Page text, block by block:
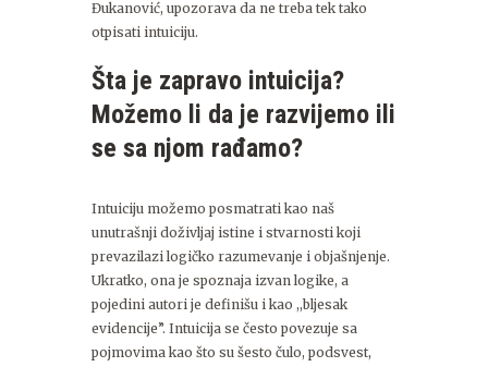
Đukanović, upozorava da ne treba tek tako
otpisati intuiciju.
Šta je zapravo intuicija?
Možemo li da je razvijemo ili
se sa njom rađamo?
Intuiciju možemo posmatrati kao naš
unutrašnji doživljaj istine i stvarnosti koji
prevazilazi logičko razumevanje i objašnjenje.
Ukratko, ona je spoznaja izvan logike, a
pojedini autori je definišu i kao ,,bljesak
evidencije”. Intuicija se često povezuje sa
pojmovima kao što su šesto čulo, podsvest,